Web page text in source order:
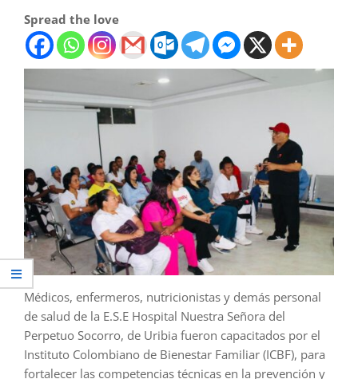
Spread the love
Médicos, enfermeros, nutricionistas y demás personal
de salud de la E.S.E Hospital Nuestra Señora del
Perpetuo Socorro, de Uribia fueron capacitados por el
Instituto Colombiano de Bienestar Familiar (ICBF), para
fortalecer las competencias técnicas en la prevención y